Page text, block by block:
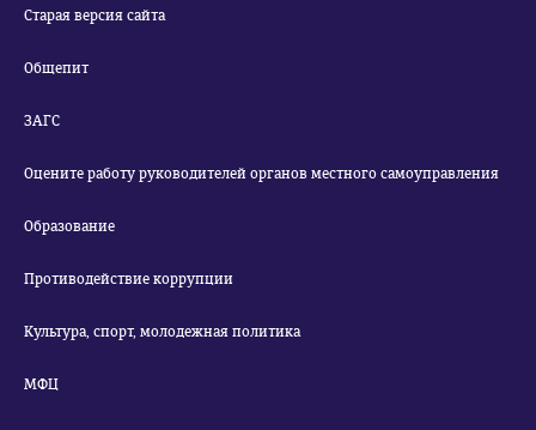
Старая версия сайта
Общепит
ЗАГС
Оцените работу руководителей органов местного самоуправления
Образование
Противодействие коррупции
Культура, спорт, молодежная политика
МФЦ